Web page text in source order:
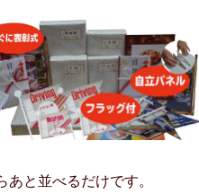
と並べるだけです。